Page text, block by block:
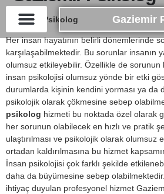
Gaziemir
Gaziemir Psikolog
Her insan hayatının belirli dönemlerinde
karşılaşabilmektedir. Bu sorunlar insanın
olumsuz etkileyebilir. Özellikle de sorunun
insan psikolojisi olumsuz yönde bir etki
durumlarda kişinin kendini yorması ya da
psikolojik olarak çökmesine sebep
psikolog hizmeti bu noktada özel olarak
her sorunun olabilecek en hızlı ve pratik
ulaştırılması ve psikolojik olarak olumsuz
ortadan kaldırılmasına bu hizmet
İnsan psikolojisi çok farklı şekilde
daha da büyümesine sebep
ihtiyaç duyulan profesyonel hizmet